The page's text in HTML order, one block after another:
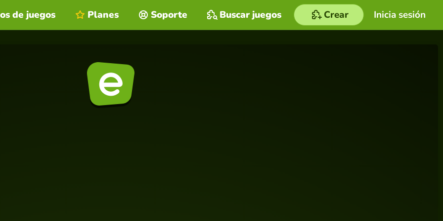
Inicia sesión
de juegos Planes Soporte Buscar juegos Crear